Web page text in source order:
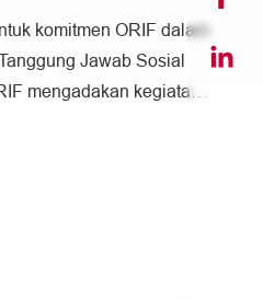
komitmen ORIF dalam
Jawab Sosial
mengadakan kegiatan